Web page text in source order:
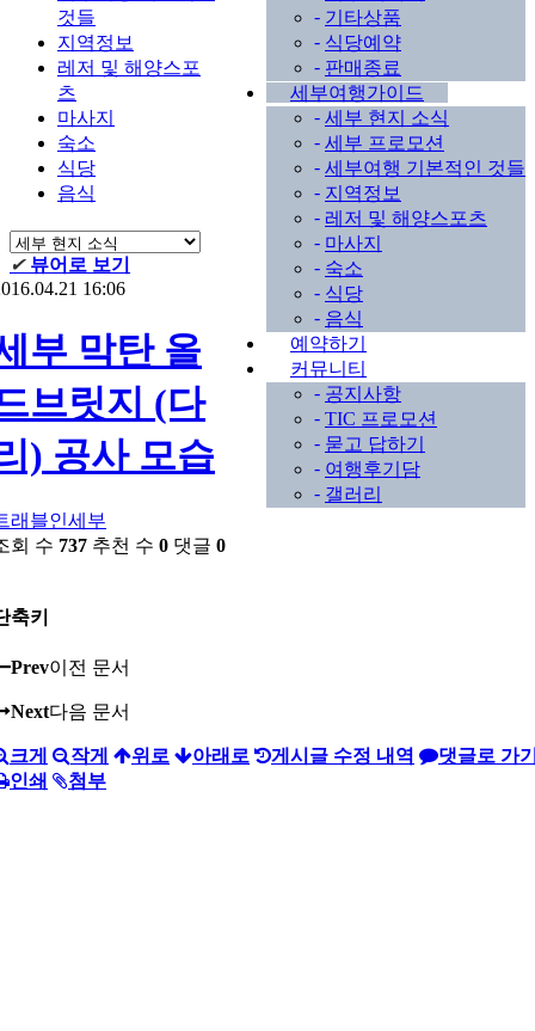
- 기타상품
- 식당예약
- 판매종료
세부여행가이드
- 세부 현지 소식
- 세부 프로모션
- 세부여행 기본적인 것들
- 지역정보
- 레저 및 해양스포츠
- 마사지
- 숙소
- 식당
- 음식
예약하기
커뮤니티
- 공지사항
- TIC 프로모션
- 묻고 답하기
- 여행후기담
- 갤러리
것들
지역정보
레저 및 해양스포
츠
마사지
숙소
식당
음식
✔ 뷰어로 보기
16:06
부 막탄 올
브릿지 (다
) 공사 모습
래블인세부
회 수 737 추천 수 0 댓글 0
축키
Prev이전 문서
Next다음 문서
크게 작게 위로 아래로 게시글 수정 내역
댓글로 가
인쇄
첨부